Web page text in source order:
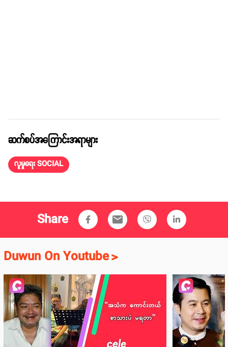
ဆက်စပ်အကြောင်းအရာများ
လူမှုရေး SOCIAL
Share email
Duwun On Youtube>